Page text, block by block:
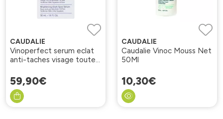
CAUDALIE
Vinoperfect serum eclat
anti-taches visage toute
59,90€
CAUDALIE
Caudalie Vinoc Mouss Net
50Ml
10,30€